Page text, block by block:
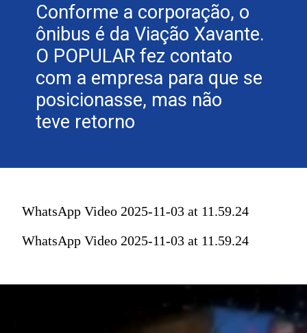
Conforme a corporação, o
ônibus é da Viação Xavante.
O POPULAR fez contato
com a empresa para que se
posicionasse, mas não
teve retorno
WhatsApp Video 2025-11-03 at 11.59.24
WhatsApp Video 2025-11-03 at 11.59.24